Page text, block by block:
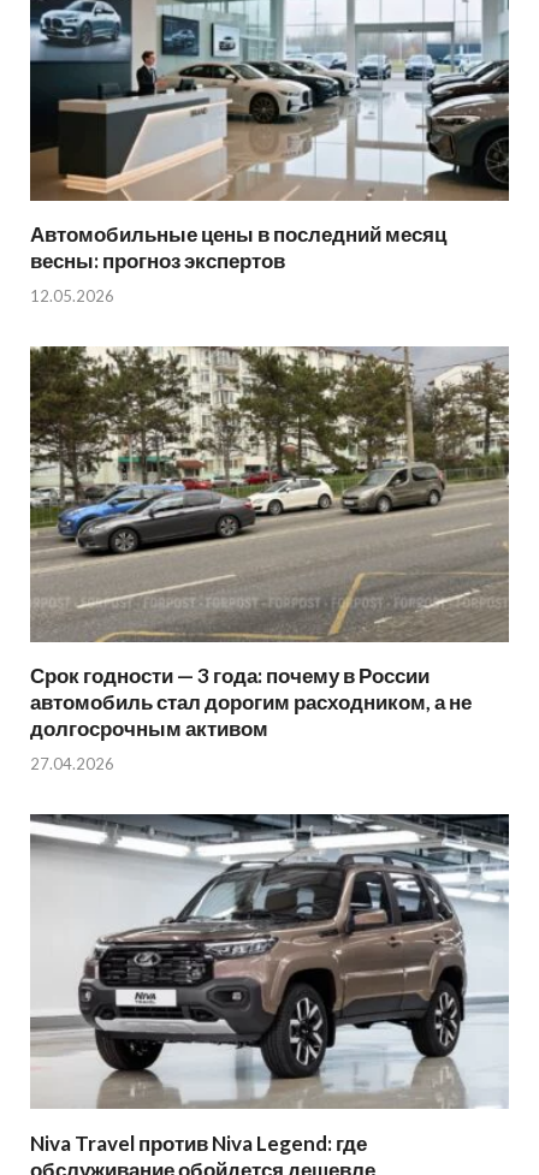
Автомобильные цены в последний месяц
весны: прогноз экспертов
12.05.2026
Срок годности — 3 года: почему в России
автомобиль стал дорогим расходником, а не
долгосрочным активом
27.04.2026
Niva Travel против Niva Legend: где
обслуживание обойдется дешевле